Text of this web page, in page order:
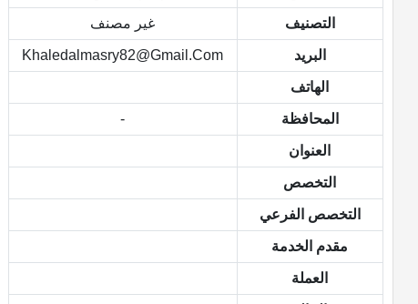
التصنيف غير مصنف
البريد Khaledalmasry82@gmail.com
الهاتف
المحافظة -
العنوان
التخصص
التخصص الفرعي
مقدم الخدمة
العملة